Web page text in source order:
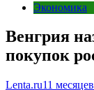
Экономика
Венгрия
покупок
Lenta.ru11